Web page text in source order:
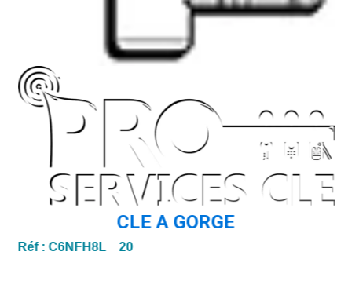
CLE A GORGE
Réf :C6NFH8L 20